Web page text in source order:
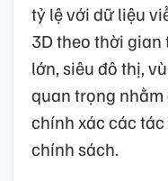
tỷ lệ với dữ liệu
3D theo thời
lớn, siêu đô thị,
quan trọng
chính xác các
chính sách.